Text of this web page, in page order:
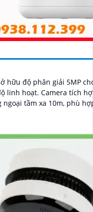
hữu độ phân giải 5MP
tích hợp nút
tầm xa 10m, phù